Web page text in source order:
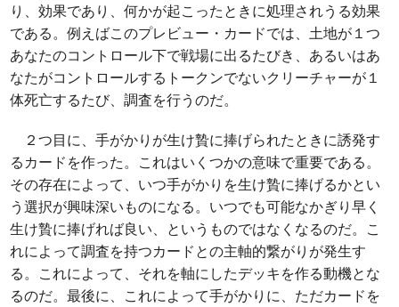
り、効果であり、何かが起こったときに処理されうる効果
である。例えばこのプレビュー・カードでは、土地が１つ
あなたのコントロール下で戦場に出るたびき、あるいはあ
なたがコントロールするトークンでないクリーチャーが１
体死亡するたび、調査を行うのだ。
２つ目に、手がかりが生け贄に捧げられたときに誘発す
るカードを作った。これはいくつかの意味で重要である。
その存在によって、いつ手がかりを生け贄に捧げるかとい
う選択が興味深いものになる。いつでも可能なかぎり早く
生け贄に捧げれば良い、というものではなくなるのだ。こ
れによって調査を持つカードとの主軸的繋がりが発生す
る。これによって、それを軸にしたデッキを作る動機とな
るのだ。最後に、これによって手がかりに、ただカードを